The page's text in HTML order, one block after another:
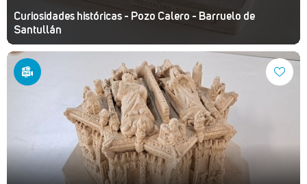
Curiosidades históricas - Pozo Calero - Barruelo de
Santullán